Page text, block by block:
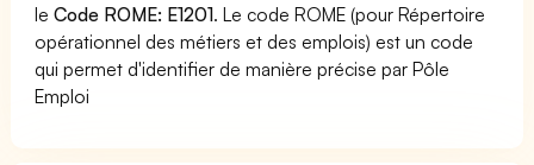
leCode ROME: E1201. Le code ROME (pour Répertoire
opérationnel des métiers et des emplois) est un code
qui permet d'identifier de manière précise par Pôle
Emploi